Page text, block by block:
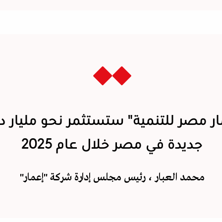
مصر للتنمية" ستستثمر نحو مليار
جديدة في مصر خلال عام 2025
محمد العبار ، رئيس مجلس إدارة شركة "إعمار"